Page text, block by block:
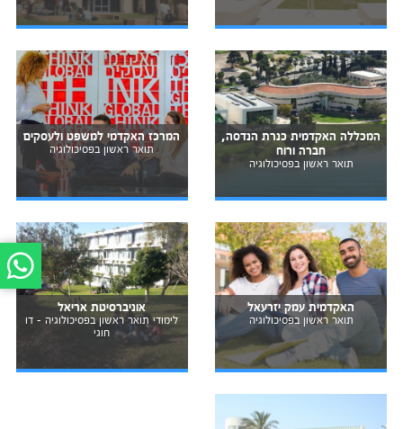
המכללה האקדמית כנרת הנדסה,
חברה ורוח
תואר ראשון בפסיכולוגיה
המרכז האקדמי למשפט ולעסקים
תואר ראשון בפסיכולוגיה
האקדמית עמק יזרעאל
תואר ראשון בפסיכולוגיה
אוניברסיטת אריאל
לימודי תואר ראשון בפסיכולוגיה - דו
חוגי